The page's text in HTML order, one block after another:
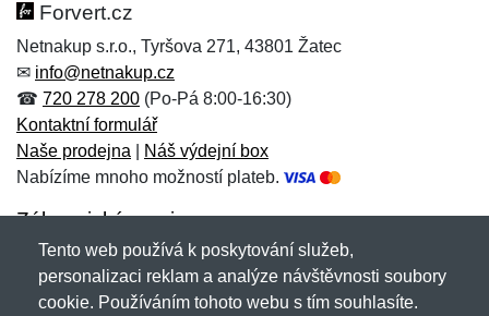
Forvert.cz
Netnakup s.r.o., Tyršova 271, 43801 Žatec
✉ info@netnakup.cz
☎ 720 278 200 (Po-Pá 8:00-16:30)
Kontaktní formulář
Naše prodejna
Náš výdejní box
Nabízíme mnoho možností plateb.
Zákaznický servis
Novinky emailem
Tento web používá k poskytování služeb,
personalizaci reklam a analýze návštěvnosti soubory
cookie. Používáním tohoto webu s tím souhlasíte.